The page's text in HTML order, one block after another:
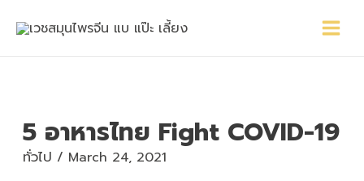
Menu
5 อาหารไทย Fight COVID-19
ทั่วไป / March 24, 2021
navigation